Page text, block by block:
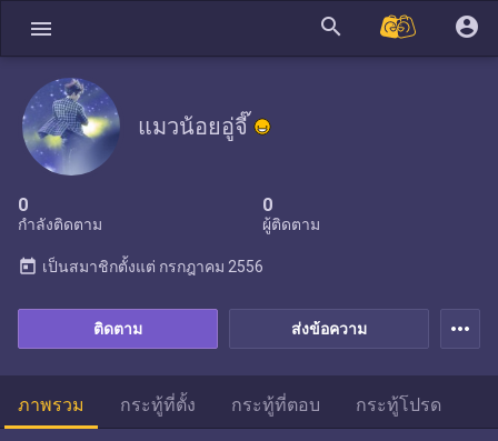
menu search account_circle
แมวน้อยอู่จี๊
0
กำลังติดตาม
0
ผู้ติดตาม
ส่งข้อความ
ติดตาม
today เป็นสมาชิกตั้งแต่ กรกฎาคม 2556
more_horiz
ภาพรวม กระทู้ที่ตั้ง กระทู้ที่ตอบ กระทู้โปรด